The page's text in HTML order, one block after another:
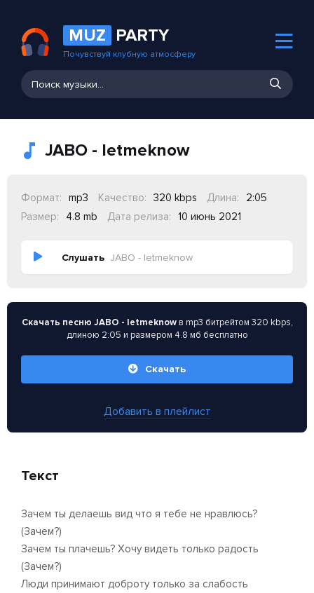
MUZ PARTY
Почувствуй клубную атмосферу
JABO - letmeknow
Формат: mp3 Качество: 320 kbps Длина:
2:05
Размер:
4.8 mb Дата релиза: 10 июнь 2021
Слушать JABO - letmeknow
Скачать песню JABO - letmeknowв mp3 битрейтом 320 kbps,
длиною 2:05 и размером 4.8 мб бесплатно
Скачать
Добавить в плейлист
Текст
Зачем ты делаешь вид что я тебе не нравлюсь?
(Зачем?)
Зачем ты плачешь? Хочу видеть только радость
(Зачем?)
Люди принимают доброту только за слабость